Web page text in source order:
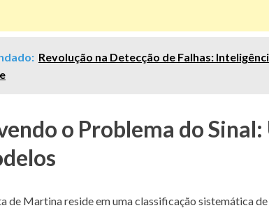
Revolução na Detecção de Falhas:
o Problema do
de Martina reside em uma classificação sistemática